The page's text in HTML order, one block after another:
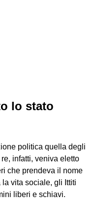
lo stato
politica quella degli
infatti, veniva eletto
che prendeva il nome
vita sociale, gli Ittiti
liberi e schiavi.